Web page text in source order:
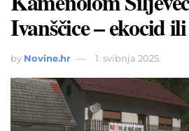
Ivanščice – ekocid
by Novine.hr 1. svibnja 2025.